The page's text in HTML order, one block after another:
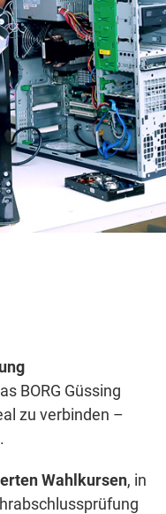
BORG Güssing
zu verbinden –
Wahlkursen, in